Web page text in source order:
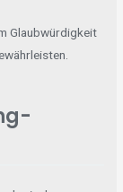
Glaubwürdigkeit